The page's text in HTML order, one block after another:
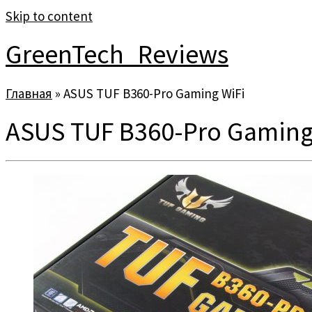
Skip to content
GreenTech_Reviews
Главная » ASUS TUF B360-Pro Gaming WiFi
ASUS TUF B360-Pro